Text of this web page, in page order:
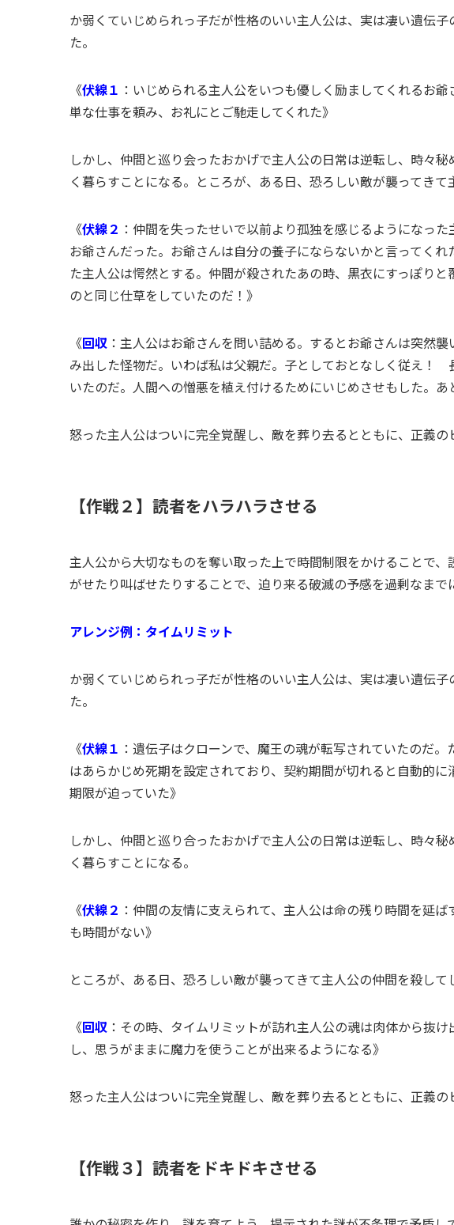
か弱くていじめられっ子だが性格のいい主人公は、実は凄い遺伝
た。
《伏線１ ：いじめられる主人公をいつも優しく励ましてくれるお
単な仕事を頼み、お礼にとご馳走してくれた》
しかし、仲間と巡り会ったおかげで主人公の日常は逆転し、時々
く暮らすことになる。ところが、ある日、恐ろしい敵が襲ってきて
《伏線２ ：仲間を失ったせいで以前より孤独を感じるようになっ
お爺さんだった。お爺さんは自分の養子にならないかと言ってく
た主人公は愕然とする。仲間が殺されたあの時、黒衣にすっぽり
のと同じ仕草をしていたのだ！》
《回収 ：主人公はお爺さんを問い詰める。するとお爺さんは突然
み出した怪物だ。いわば私は父親だ。子としておとなしく従え！
いたのだ。人間への憎悪を植え付けるためにいじめさせもした。あ
怒った主人公はついに完全覚醒し、敵を葬り去るとともに、正義の
【作戦２】読者をハラハラさせる
主人公から大切なものを奪い取った上で時間制限をかけることで
がせたり叫ばせたりすることで、迫り来る破滅の予感を過剰なまで
アレンジ例：タイムリミット
か弱くていじめられっ子だが性格のいい主人公は、実は凄い遺伝
た。
《伏線１ ：遺伝子はクローンで、魔王の魂が転写されていたのだ
はあらかじめ死期を設定されており、契約期間が切れると自動的
期限が迫っていた》
しかし、仲間と巡り合ったおかげで主人公の日常は逆転し、時々
く暮らすことになる。
《伏線２ ：仲間の友情に支えられて、主人公は命の残り時間を延
も時間がない》
ところが、ある日、恐ろしい敵が襲ってきて主人公の仲間を殺して
《回収 ：その時、タイムリミットが訪れ主人公の魂は肉体から抜
し、思うがままに魔力を使うことが出来るようになる》
怒った主人公はついに完全覚醒し、敵を葬り去るとともに、正義の
【作戦３】読者をドキドキさせる